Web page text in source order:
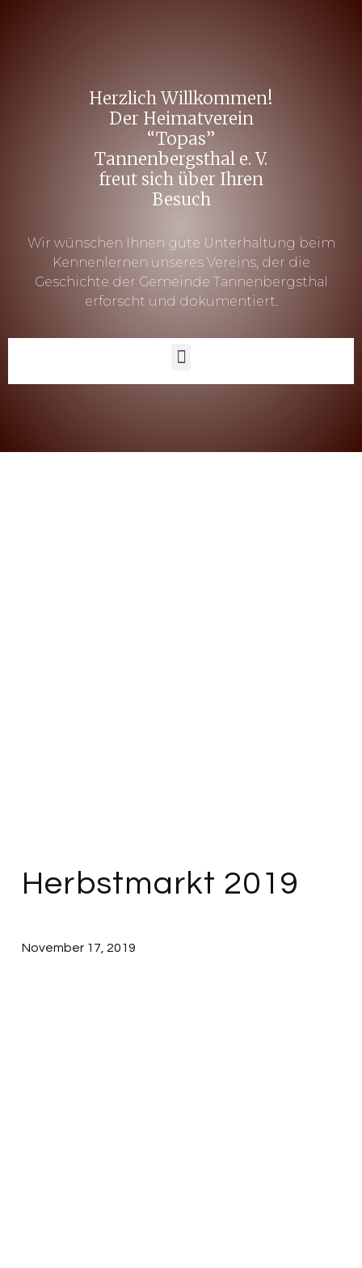
Herzlich Willkommen!
Der Heimatverein
“Topas”
Tannenbergsthal e. V.
freut sich über Ihren
Besuch
Wir wünschen Ihnen gute Unterhaltung beim
Kennenlernen unseres Vereins, der die
Geschichte der Gemeinde Tannenbergsthal
erforscht und dokumentiert.
Herbstmarkt 2019
November 17, 2019